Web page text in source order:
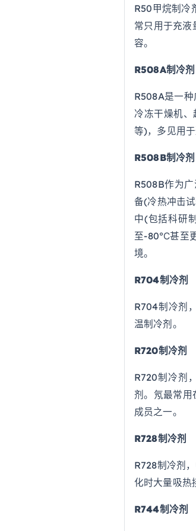
R50甲烷制冷
常只用于充液
容。
R508A制冷剂
R508A是一
冷冻干燥机
等)，多见用
R508B制冷剂
R508B作为
备(冷热冲击
中(包括科研
至-80℃甚至
境。
R704制冷剂
R704制冷剂
温制冷剂。
R720制冷剂
R720制冷剂
剂。氖最常用
成员之一。
R728制冷剂
R728制冷剂
化时大量吸热
R744制冷剂